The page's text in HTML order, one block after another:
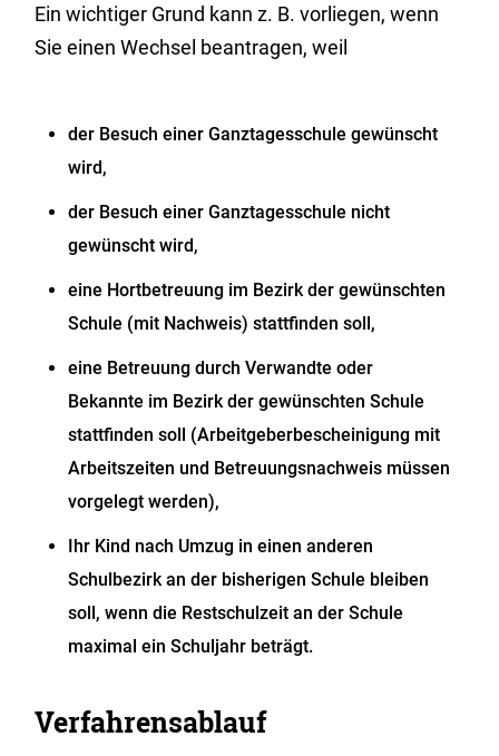
Ein wichtiger Grund kann z. B. vorliegen, wenn
Sie einen Wechsel beantragen, weil
der Besuch einer Ganztagesschule gewünscht
wird,
der Besuch einer Ganztagesschule nicht
gewünscht wird,
eine Hortbetreuung im Bezirk der gewünschten
Schule (mit Nachweis) stattfinden soll,
eine Betreuung durch Verwandte oder
Bekannte im Bezirk der gewünschten Schule
stattfinden soll (Arbeitgeberbescheinigung mit
Arbeitszeiten und Betreuungsnachweis müssen
vorgelegt werden),
Ihr Kind nach Umzug in einen anderen
Schulbezirk an der bisherigen Schule bleiben
soll, wenn die Restschulzeit an der Schule
maximal ein Schuljahr beträgt.
Verfahrensablauf